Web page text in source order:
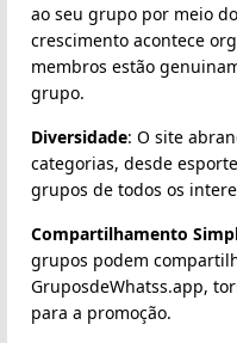
ao seu grupo por meio
crescimento acontece
membros estão
grupo.
Diversidade: O site
categorias, desde
grupos de todos os
Compartilhamento
grupos podem
GruposdeWhatss.app,
para a promoção.